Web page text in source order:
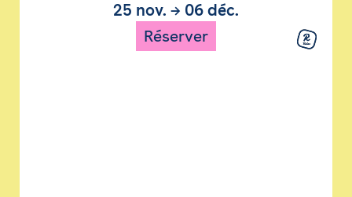
25 nov. → 06 déc.
Réserver